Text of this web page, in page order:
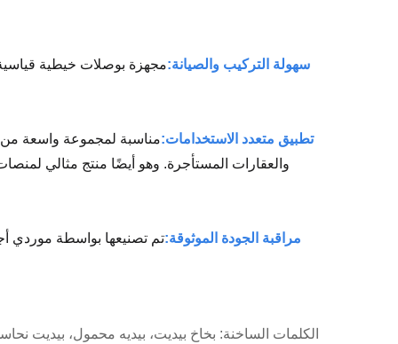
سهولة التركيب والصيانة:مجهزة بوصلات خيطية
تطبيق متعدد الاستخدامات:مناسبة لمجموعة واسعة
والعقارات المستأجرة. وهو أيضًا منتج مثالي
مراقبة الجودة الموثوقة:تم تصنيعها بواسطة موردي
الكلمات الساخنة: بخاخ بيديت، بيديه محمول، بيديت